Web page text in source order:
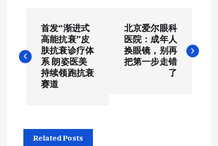
章
导
首发“渐进式
高能抗衰”皮
肤抗衰诊疗体
系 朗姿医美
持续领跑抗衰
赛道
北京爱尔眼科
医院：成年人
换眼镜，别再
把第一步走错
了
Related Posts